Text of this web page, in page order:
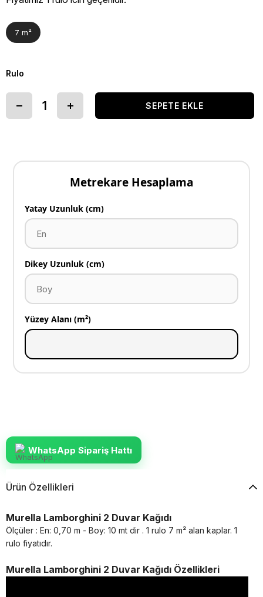
7 m²
Rulo
Metrekare Hesaplama
Yatay Uzunluk (cm)
Dikey Uzunluk (cm)
Yüzey Alanı (m²)
WhatsApp Sipariş Hattı
Ürün Özellikleri
Murella Lamborghini 2 Duvar Kağıdı
Ölçüler : En: 0,70 m - Boy: 10 mt dir . 1 rulo 7 m² alan kaplar. 1
rulo fiyatıdır.
Murella Lamborghini 2 Duvar Kağıdı Özellikleri